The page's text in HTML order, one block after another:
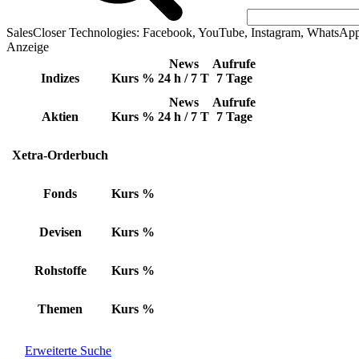
SalesCloser Technologies: Facebook, YouTube, Instagram,
Anzeige
Indizes Kurs %
News
24 h / 7 T
Aufrufe
7 Tage
Aktien Kurs %
News
24 h / 7 T
Aufrufe
7 Tage
Xetra-Orderbuch
Fonds Kurs %
Devisen Kurs %
Rohstoffe Kurs %
Themen Kurs %
Erweiterte Suche